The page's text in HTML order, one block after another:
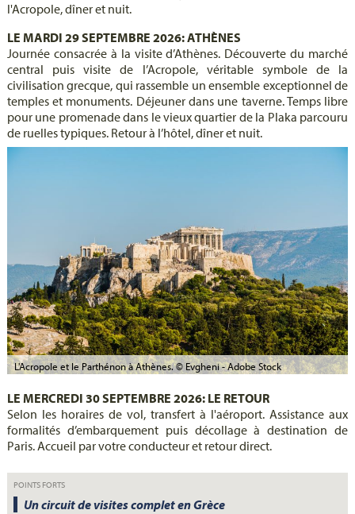
l'Acropole, dîner et nuit.
LE MARDI 29 SEPTEMBRE 2026: ATHÈNES
Journée consacrée à la visite d’Athènes. Découverte du marché
central puis visite de l’Acropole, véritable symbole de la
civilisation grecque, qui rassemble un ensemble exceptionnel de
temples et monuments. Déjeuner dans une taverne. Temps libre
pour une promenade dans le vieux quartier de la Plaka parcouru
de ruelles typiques. Retour à l’hôtel, dîner et nuit.
L'Acropole et le Parthénon à Athènes. © Evgheni - Adobe Stock
LE MERCREDI 30 SEPTEMBRE 2026: LE RETOUR
Selon les horaires de vol, transfert à l'aéroport. Assistance aux
formalités d’embarquement puis décollage à destination de
Paris. Accueil par votre conducteur et retour direct.
POINTS FORTS
Un circuit de visites complet en Grèce